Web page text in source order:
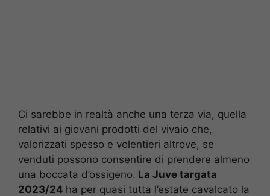
Ci sarebbe in realtà anche una terza via, quella
relativi ai giovani prodotti del vivaio che,
valorizzati spesso e volentieri altrove, se
venduti possono consentire di prendere almeno
una boccata d’ossigeno. La Juve targata
2023/24 ha per quasi tutta l’estate cavalcato la